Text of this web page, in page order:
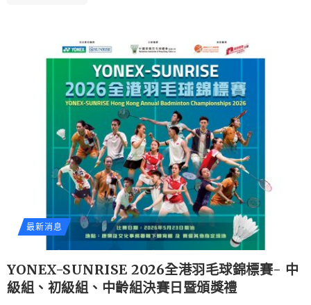
最新消息
YONEX-SUNRISE 2026全港羽毛球錦標賽- 中
級組、初級組、中齡組決賽日暨頒獎禮